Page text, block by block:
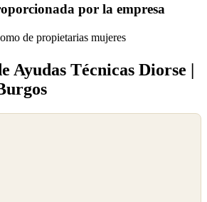
por la empresa
de propietarias mujeres
Ayudas Técnicas Diorse |